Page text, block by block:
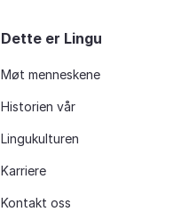
Dette er Lingu
Møt menneskene
Historien vår
Lingukulturen
Karriere
Kontakt oss